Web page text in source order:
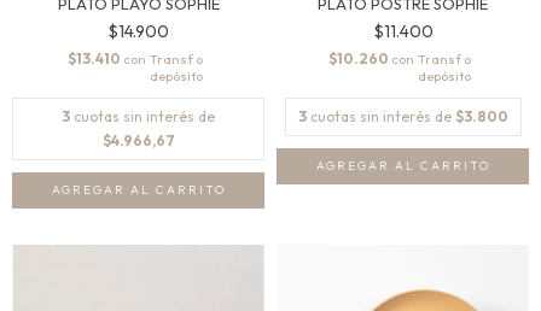
PLATO PLAYO SOPHIE
$14.900
$13.410 con
3 cuotas sin interés de
$4.966,67
PLATO POSTRE SOPHIE
$11.400
$10.260 con
3 cuotas sin interés de $3.800